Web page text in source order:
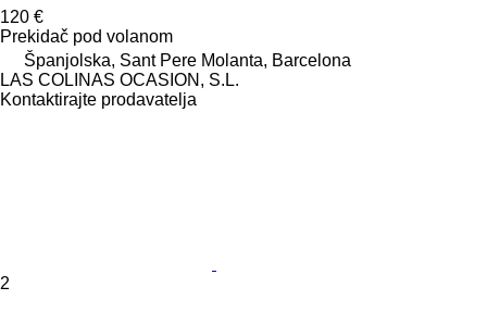
120 €
Prekidač pod volanom
Španjolska, Sant Pere Molanta, Barcelona
LAS COLINAS OCASION, S.L.
Kontaktirajte prodavatelja
2